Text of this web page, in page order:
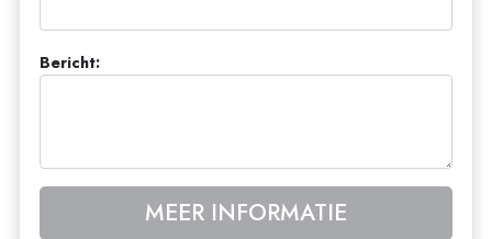
Bericht:
MEER INFORMATIE